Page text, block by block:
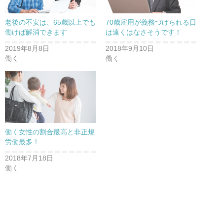
老後の不安は、65歳以上でも
働けば解消できます
2019年8月8日
働く
70歳雇用が義務づけられる日
は遠くはなさそうです！
2018年9月10日
働く
働く女性の割合最高と非正規
労働最多！
2018年7月18日
働く